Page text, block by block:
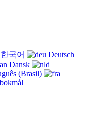
국어
Deutsch
Dansk
(Brasil)